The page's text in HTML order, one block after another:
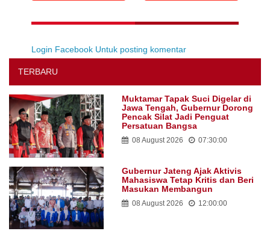
Login Facebook Untuk posting komentar
TERBARU
Muktamar Tapak Suci Digelar di
Jawa Tengah, Gubernur Dorong
Pencak Silat Jadi Penguat
Persatuan Bangsa
08 August 2026 07:30:00
Gubernur Jateng Ajak Aktivis
Mahasiswa Tetap Kritis dan Beri
Masukan Membangun
08 August 2026 12:00:00